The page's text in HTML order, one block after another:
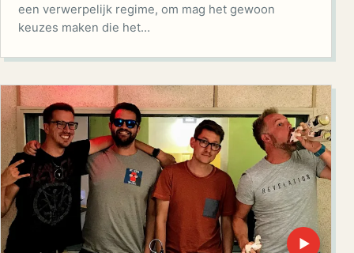
een verwerpelijk regime, om mag het gewoon
keuzes maken die het…
▶